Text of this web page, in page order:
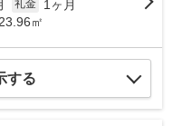
礼金
1ヶ月
㎡
する